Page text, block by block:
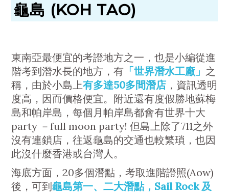
龜島 (KOH TAO)
東南亞最便宜的考證地方之一，也是小編從進
階考到潛水長的地方，有 「世界潛水工廠」 之
稱，由於小島上有多達50多間潛店 ，資訊透明
度高，因而價格便宜。附近還有度假勝地蘇梅
島和帕岸島，每個月帕岸島都會有世界十大
party －full moon party! 但島上除了711之外
沒有連鎖店，往返龜島的交通也較繁瑣，也因
此沒什麼香港或台灣人。
海底方面，20多個潛點，考取進階證照(Aow)
後，可到龜島第一、二大潛點，Sail Rock 及